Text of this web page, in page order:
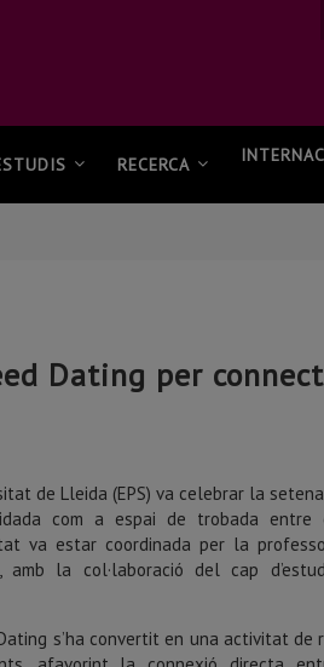
RECERCA
Dating per
de Lleida (EPS) va celebrar la
com a espai de trobada
va estar coordinada per la
amb la col·laboració del cap
Dating s’ha convertit en una activitat de